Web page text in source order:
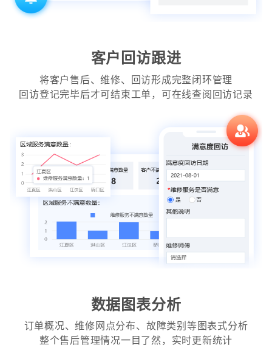
客户回访跟进
将客户售后、维修、回访形成完整闭环管理
回访登记完毕后才可结束工单，可在线查阅回访记录
数据图表分析
订单概况、维修网点分布、故障类别等图表式分析
整个售后管理情况一目了然，实时更新统计